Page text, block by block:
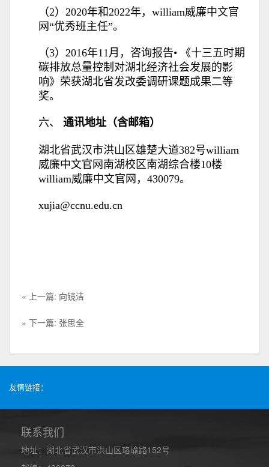
（2）2020年和2022年，william威廉中文官
网“优秀班主任”。
（3）2016年11月，咨询报告• 《十三五时期
碳排放总量控制对湖北经济社会发展的影
响》荣获湖北省发改委调研课题成果二等
奖。
六、 通讯地址（含邮箱）
湖北省武汉市洪山区雄楚大道382号william
威廉中文官网南湖校区南湖综合楼10楼
william威廉中文官网，430079。
xujia@ccnu.edu.cn
« 上一篇: 向镜洁
» 下一篇: 张思全
友情链接：
联系我们
地址：湖北省武汉市洪山区珞瑜路152号